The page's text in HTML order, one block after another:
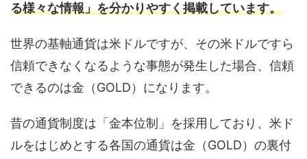
る様々な情報」を分かりやすく掲載しています。
世界の基軸通貨は米ドルですが、その米ドルですら
信頼できなくなるような事態が発生した場合、信頼
できるのは金（GOLD）になります。
昔の通貨制度は「金本位制」を採用しており、米ド
ルをはじめとする各国の通貨は金（GOLD）の裏付